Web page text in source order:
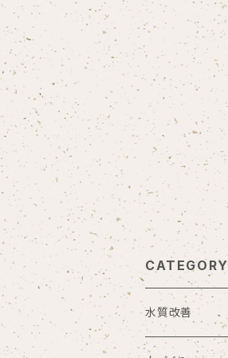
CATEGORY
水質改善